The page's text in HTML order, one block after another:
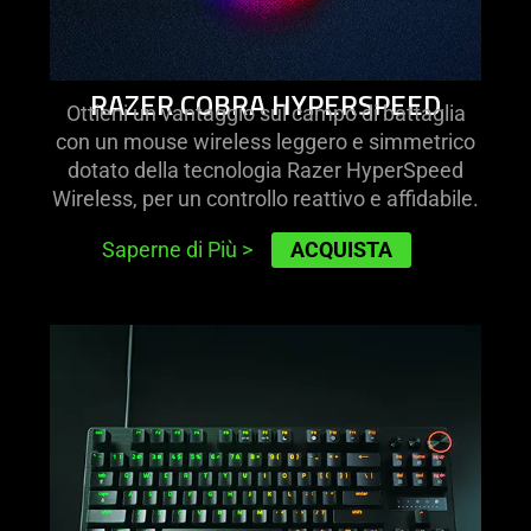
RAZER COBRA HYPERSPEED
Ottieni un vantaggio sul campo di battaglia
con un mouse wireless leggero e simmetrico
dotato della tecnologia Razer HyperSpeed
Wireless, per un controllo reattivo e affidabile.
Saperne di Più > ACQUISTA
razer
huntsman
v3
pro